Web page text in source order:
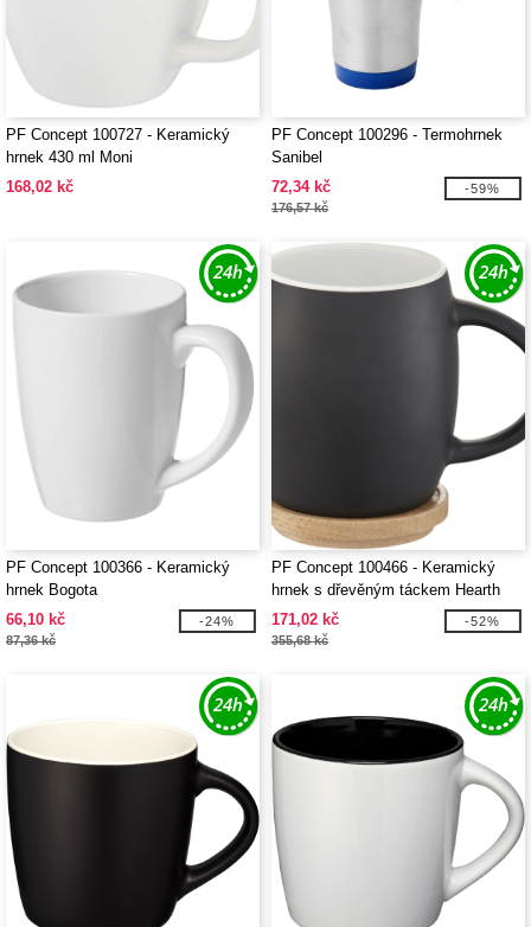
PF Concept 100727 - Keramický
hrnek 430 ml Moni
168,02 kč
PF Concept 100296 - Termohrnek
Sanibel
72,34 kč
176,57 kč
-59%
PF Concept 100366 - Keramický
hrnek Bogota
66,10 kč
87,36 kč
-24%
PF Concept 100466 - Keramický
hrnek s dřevěným táckem Hearth
171,02 kč
355,68 kč
-52%